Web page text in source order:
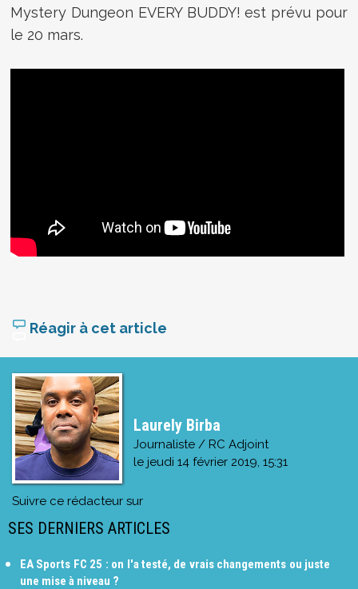
Mystery Dungeon EVERY BUDDY! est prévu pour
le 20 mars.
Réagir à cet article
Laurely Birba
Journaliste / RC Adjoint
le jeudi 14 février 2019, 15:31
Suivre ce rédacteur sur
SES DERNIERS ARTICLES
EA Sports FC 25 : on l'a testé, de vrais changements ou juste
une mise à niveau ?